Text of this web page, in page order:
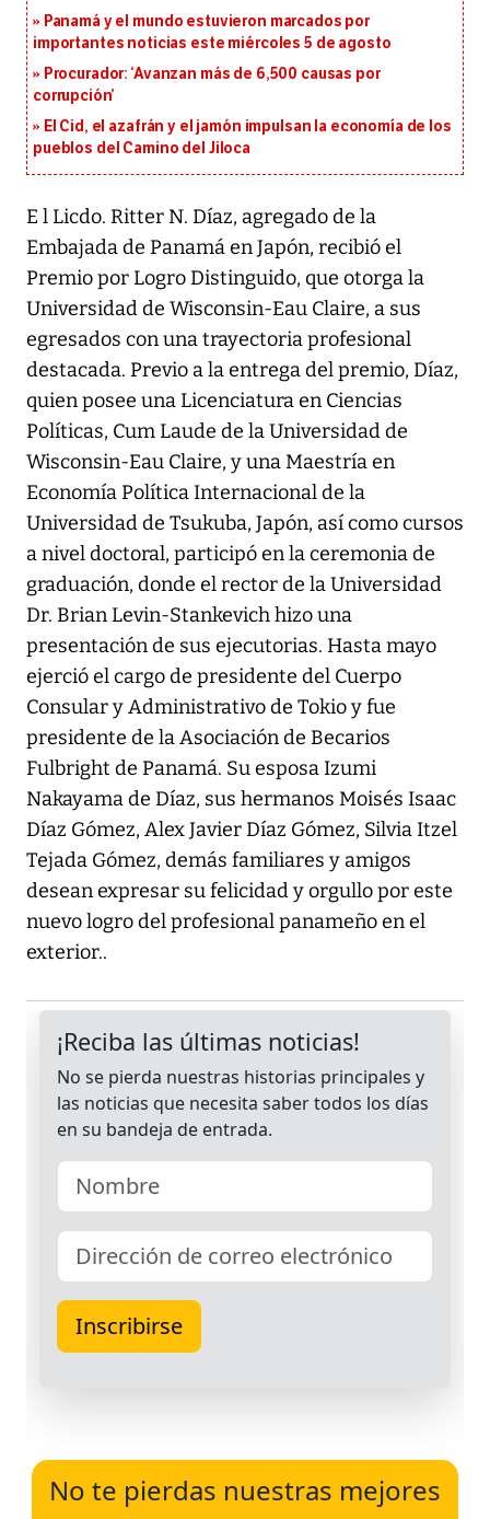
Panamá y el mundo estuvieron marcados por
importantes noticias este miércoles 5 de agosto
Procurador: ‘Avanzan más de 6,500 causas por
corrupción’
El Cid, el azafrán y el jamón impulsan la economía de los
pueblos del Camino del Jiloca
E l Licdo. Ritter N. Díaz, agregado de la
Embajada de Panamá en Japón, recibió el
Premio por Logro Distinguido, que otorga la
Universidad de Wisconsin-Eau Claire, a sus
egresados con una trayectoria profesional
destacada. Previo a la entrega del premio, Díaz,
quien posee una Licenciatura en Ciencias
Políticas, Cum Laude de la Universidad de
Wisconsin-Eau Claire, y una Maestría en
Economía Política Internacional de la
Universidad de Tsukuba, Japón, así como cursos
a nivel doctoral, participó en la ceremonia de
graduación, donde el rector de la Universidad
Dr. Brian Levin-Stankevich hizo una
presentación de sus ejecutorias. Hasta mayo
ejerció el cargo de presidente del Cuerpo
Consular y Administrativo de Tokio y fue
presidente de la Asociación de Becarios
Fulbright de Panamá. Su esposa Izumi
Nakayama de Díaz, sus hermanos Moisés Isaac
Díaz Gómez, Alex Javier Díaz Gómez, Silvia Itzel
Tejada Gómez, demás familiares y amigos
desean expresar su felicidad y orgullo por este
nuevo logro del profesional panameño en el
exterior..
No te pierdas nuestras mejores